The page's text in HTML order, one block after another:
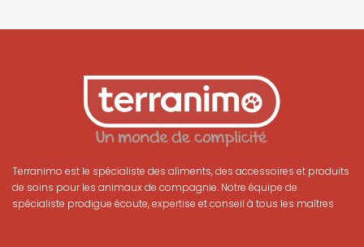
Terranimo est le spécialiste des aliments, des accessoires et produits
de soins pour les animaux de compagnie. Notre équipe de
spécialiste prodigue écoute, expertise et conseil à tous les maîtres